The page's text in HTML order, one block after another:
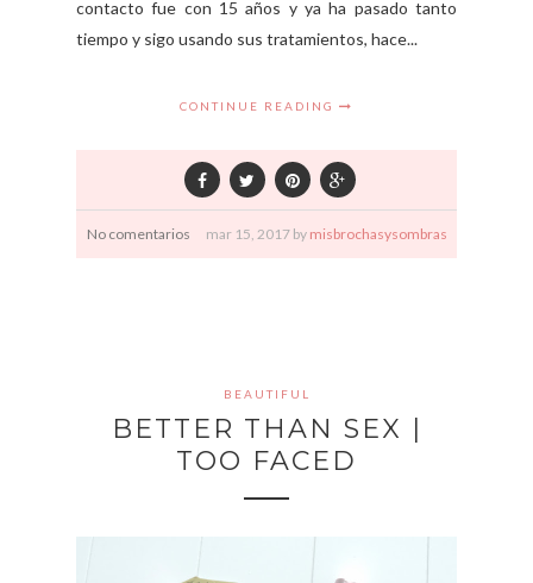
contacto fue con 15 años y ya ha pasado tanto
tiempo y sigo usando sus tratamientos, hace...
CONTINUE READING
No comentarios mar 15, 2017 by misbrochasysombras
BEAUTIFUL
BETTER THAN SEX |
TOO FACED